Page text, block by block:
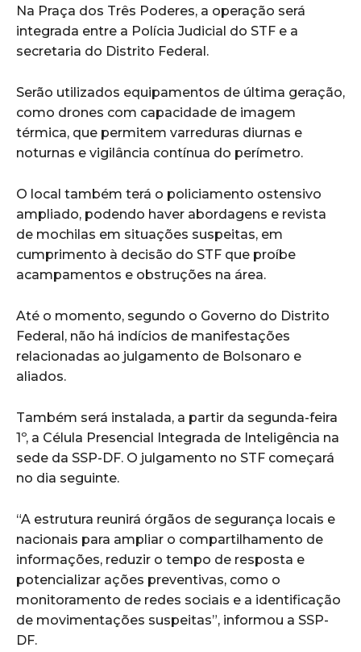
Na Praça dos Três Poderes, a operação será
integrada entre a Polícia Judicial do STF e a
secretaria do Distrito Federal.
Serão utilizados equipamentos de última geração,
como drones com capacidade de imagem
térmica, que permitem varreduras diurnas e
noturnas e vigilância contínua do perímetro.
O local também terá o policiamento ostensivo
ampliado, podendo haver abordagens e revista
de mochilas em situações suspeitas, em
cumprimento à decisão do STF que proíbe
acampamentos e obstruções na área.
Até o momento, segundo o Governo do Distrito
Federal, não há indícios de manifestações
relacionadas ao julgamento de Bolsonaro e
aliados.
Também será instalada, a partir da segunda-feira
1º, a Célula Presencial Integrada de Inteligência na
sede da SSP-DF. O julgamento no STF começará
no dia seguinte.
“A estrutura reunirá órgãos de segurança locais e
nacionais para ampliar o compartilhamento de
informações, reduzir o tempo de resposta e
potencializar ações preventivas, como o
monitoramento de redes sociais e a identificação
de movimentações suspeitas”, informou a SSP-
DF.